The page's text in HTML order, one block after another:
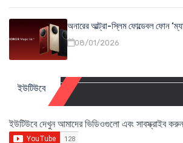
অনারের আল্ট্রা-স্লিম ফোল্ডেবল ফোন
08/01/2026
ইউটিউবে
ইউটিউবে দেখুন আমাদের ভিডিওগুলো এবং সাবস্ক্রাইব